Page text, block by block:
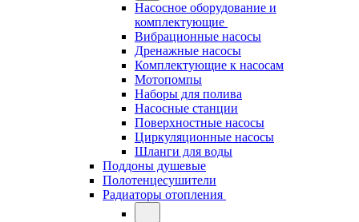
Насосное оборудование и
комплектующие
Вибрационные насосы
Дренажные насосы
Комплектующие к насосам
Мотопомпы
Наборы для полива
Насосные станции
Поверхностные насосы
Циркуляционные насосы
Шланги для воды
Поддоны душевые
Полотенцесушители
Радиаторы отопления